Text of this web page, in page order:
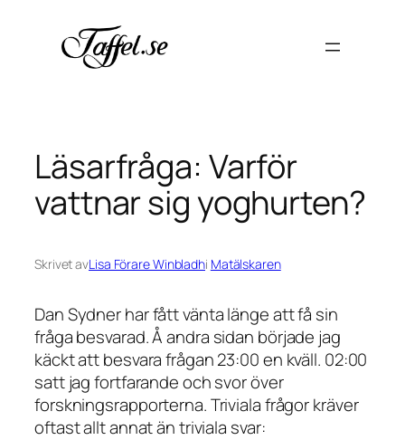
innehåll
Läsarfråga: Varför
vattnar sig yoghurten?
Skrivet avLisa Förare Winbladhi Matälskaren
Dan Sydner har fått vänta länge att få sin
fråga besvarad. Å andra sidan började jag
käckt att besvara frågan 23:00 en kväll. 02:00
satt jag fortfarande och svor över
forskningsrapporterna. Triviala frågor kräver
oftast allt annat än triviala svar: